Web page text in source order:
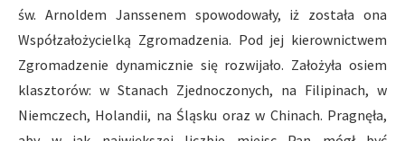
św. Arnoldem Janssenem spowodowały, iż została ona
Współzałożycielką Zgromadzenia. Pod jej kierownictwem
Zgromadzenie dynamicznie się rozwijało. Założyła osiem
klasztorów: w Stanach Zjednoczonych, na Filipinach, w
Niemczech, Holandii, na Śląsku oraz w Chinach. Pragnęła,